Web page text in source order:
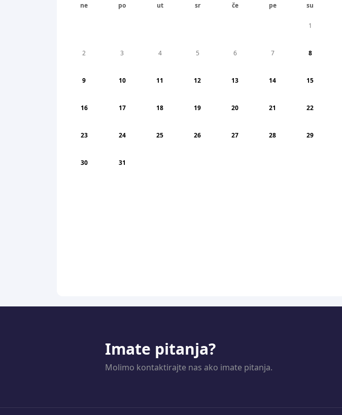
ne
po ut sr če pe su
1
2 3 4 5 6 7 8
9 10 11 12 13 14 15
16 17 18 19 20 21 22
23 24 25 26 27 28 29
30 31
Imate pitanja?
Molimo kontaktirajte nas ako imate pitanja.